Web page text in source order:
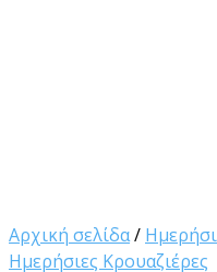
Αρχική σελίδα/
Ημερήσιες Κρουαζιέρες